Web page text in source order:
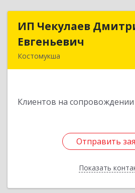
ИП Чекулаев
Евгеньевич
Костомукша
Клиентов на сопровождении
Отправить
Показать
ИП
Отправить
Назад